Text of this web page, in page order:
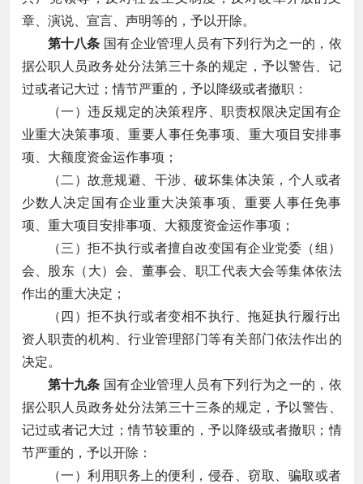
章、演说、宣言、声明等的，予以开除。
第十八条 国有企业管理人员有下列行为之一的，依
据公职人员政务处分法第三十条的规定，予以警告、记
过或者记大过；情节严重的，予以降级或者撤职：
（一）违反规定的决策程序、职责权限决定国有企
业重大决策事项、重要人事任免事项、重大项目安排事
项、大额度资金运作事项；
（二）故意规避、干涉、破坏集体决策，个人或者
少数人决定国有企业重大决策事项、重要人事任免事
项、重大项目安排事项、大额度资金运作事项；
（三）拒不执行或者擅自改变国有企业党委（组）
会、股东（大）会、董事会、职工代表大会等集体依法
作出的重大决定；
（四）拒不执行或者变相不执行、拖延执行履行出
资人职责的机构、行业管理部门等有关部门依法作出的
决定。
第十九条 国有企业管理人员有下列行为之一的，依
据公职人员政务处分法第三十三条的规定，予以警告、
记过或者记大过；情节较重的，予以降级或者撤职；情
节严重的，予以开除：
（一）利用职务上的便利，侵吞、窃取、骗取或者